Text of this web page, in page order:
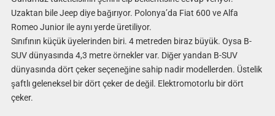
Uzaktan bile Jeep diye bağırıyor. Polonya’da Fiat 600 ve Alfa
Romeo Junior ile aynı yerde üretiliyor.
Sınıfının küçük üyelerinden biri. 4 metreden biraz büyük. Oysa B-
SUV dünyasında 4,3 metre örnekler var. Diğer yandan B-SUV
dünyasında dört çeker seçeneğine sahip nadir modellerden. Üstelik
şaftlı geleneksel bir dört çeker de değil. Elektromotorlu bir dört
çeker.